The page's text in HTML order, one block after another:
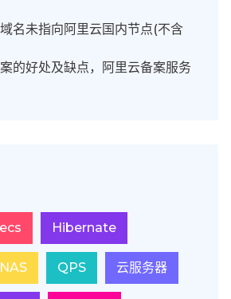
名未指向阿里云国内节点(不含
的好处及缺点，阿里云备案服务
ecs Hibernate
NAS QPS 云服务器